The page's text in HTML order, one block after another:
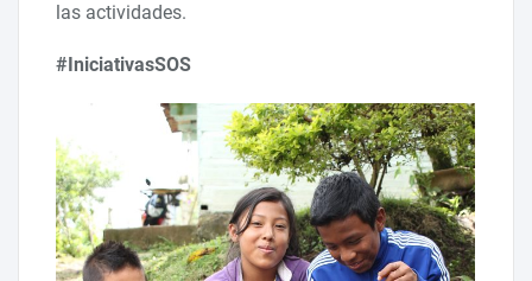
las actividades.
#IniciativasSOS